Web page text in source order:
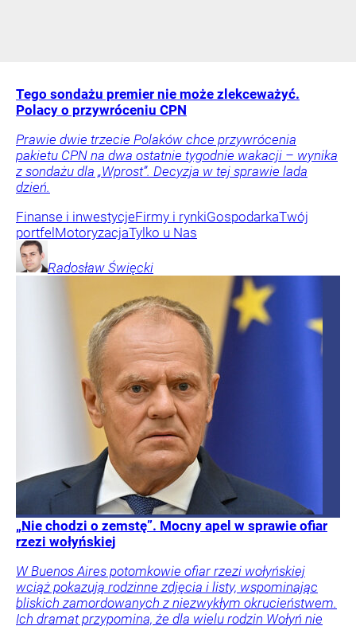
Tego sondażu premier nie może zlekceważyć.
Polacy o przywróceniu CPN
Prawie dwie trzecie Polaków chce przywrócenia
pakietu CPN na dwa ostatnie tygodnie wakacji – wynika
z sondażu dla „Wprost”. Decyzja w tej sprawie lada
dzień.
Finanse i inwestycjeFirmy i rynkiGospodarkaTwój
portfelMotoryzacjaTylko u Nas
Radosław Święcki
„Nie chodzi o zemstę”. Mocny apel w sprawie ofiar
rzezi wołyńskiej
W Buenos Aires potomkowie ofiar rzezi wołyńskiej
wciąż pokazują rodzinne zdjęcia i listy, wspominając
bliskich zamordowanych z niezwykłym okrucieństwem.
Ich dramat przypomina, że dla wielu rodzin Wołyń nie